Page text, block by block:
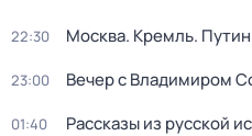
22:30 Москва. Кремль. Путин
23:00 Вечер с Владимиром
01:40 Рассказы из русской